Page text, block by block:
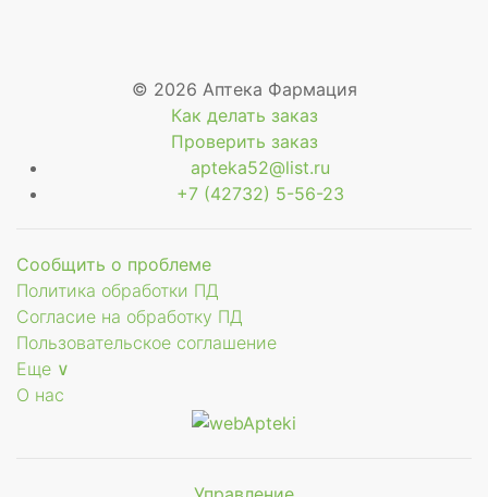
© 2026 Аптека Фармация
Как делать заказ
Проверить заказ
apteka52@list.ru
+7 (42732) 5-56-23
Сообщить о проблеме
Политика обработки ПД
Согласие на обработку ПД
Пользовательское соглашение
Еще ∨
О нас